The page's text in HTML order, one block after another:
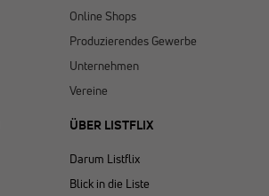
Online Shops
Produzierendes Gewerbe
Unternehmen
Vereine
ÜBER LISTFLIX​
Darum Listflix
Blick in die Liste